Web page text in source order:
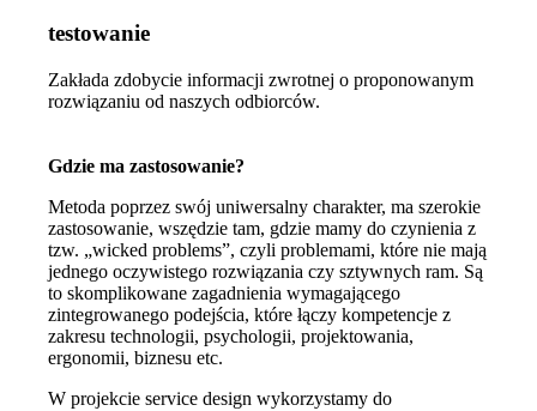
testowanie
Zakłada zdobycie informacji zwrotnej o proponowanym
rozwiązaniu od naszych odbiorców.
Gdzie ma zastosowanie?
Metoda poprzez swój uniwersalny charakter, ma szerokie
zastosowanie, wszędzie tam, gdzie mamy do czynienia z
tzw. „wicked problems”, czyli problemami, które nie mają
jednego oczywistego rozwiązania czy sztywnych ram. Są
to skomplikowane zagadnienia wymagającego
zintegrowanego podejścia, które łączy kompetencje z
zakresu technologii, psychologii, projektowania,
ergonomii, biznesu etc.
W projekcie service design wykorzystamy do